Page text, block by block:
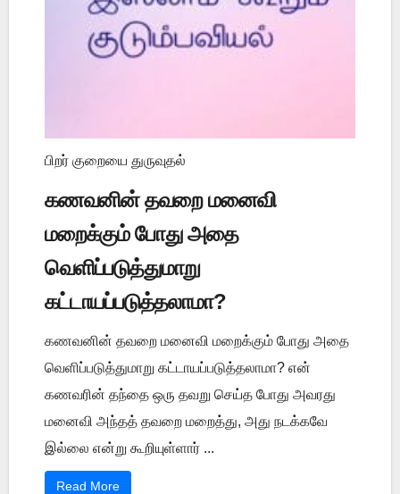
பிறர் குறையை துருவுதல்
கணவனின் தவறை மனைவி
மறைக்கும் போது அதை
வெளிப்படுத்துமாறு
கட்டாயப்படுத்தலாமா?
கணவனின் தவறை மனைவி மறைக்கும் போது அதை
வெளிப்படுத்துமாறு கட்டாயப்படுத்தலாமா? என்
கணவரின் தந்தை ஒரு தவறு செய்த போது அவரது
மனைவி அந்தத் தவறை மறைத்து, அது நடக்கவே
இல்லை என்று கூறியுள்ளார் ...
Read More